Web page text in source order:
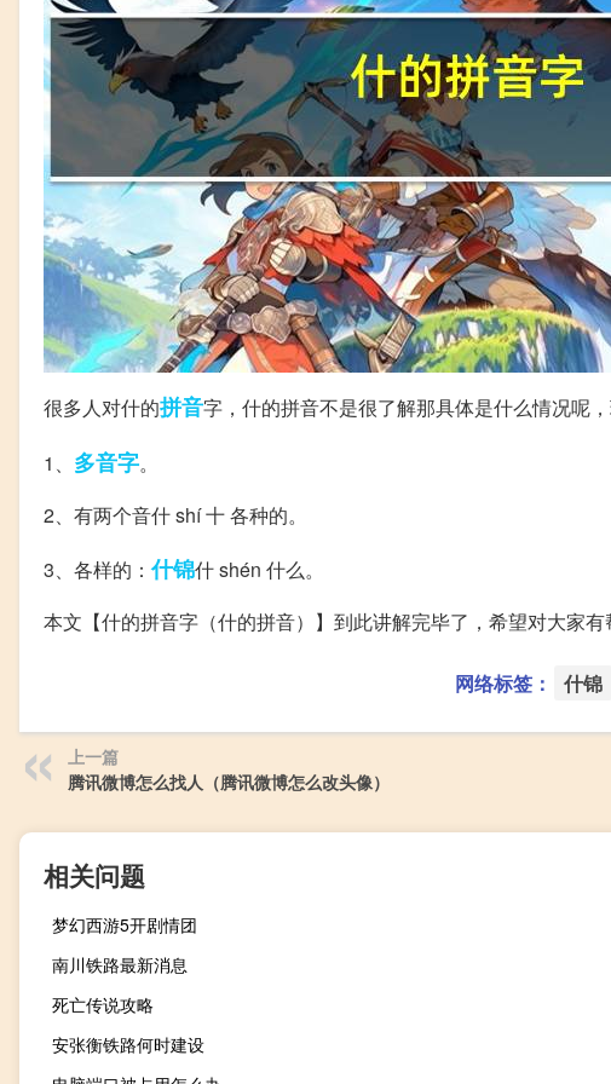
很多人对什的拼音字，什的拼音不是很了解那具体是什么情况呢
1、 多音字。
2、有两个音什 shí 十 各种的。
3、各样的：什锦什 shén 什么。
本文【什的拼音字（什的拼音）】到此讲解完毕了，希望对大家有
网络标签： 什锦
上一篇
腾讯微博怎么找人（腾讯微博怎么改头像）
相关问题
梦幻西游5开剧情团
南川铁路最新消息
死亡传说攻略
安张衡铁路何时建设